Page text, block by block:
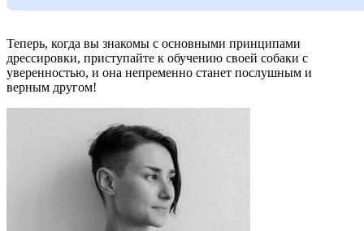
Теперь, когда вы знакомы с основными принципами
дрессировки, приступайте к обучению своей собаки с
уверенностью, и она непременно станет послушным и
верным другом!